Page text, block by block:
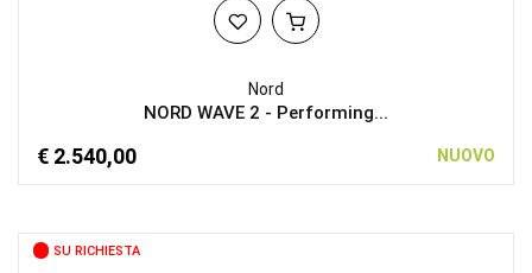
Nord
NORD WAVE 2 - Performing...
€ 2.540,00 NUOVO
SU RICHIESTA